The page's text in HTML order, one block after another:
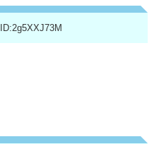
ID:2g5XXJ73M